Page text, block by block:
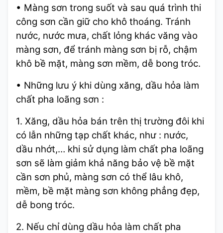
• Màng sơn trong suốt và sau quá trình thi
công sơn cần giữ cho khô thoáng. Tránh
nước, nước mưa, chất lỏng khác văng vào
màng sơn, để tránh màng sơn bị rỗ, chậm
khô bề mặt, màng sơn mềm, dễ bong tróc.
• Những lưu ý khi dùng xăng, dầu hỏa làm
chất pha loãng sơn :
1. Xăng, dầu hỏa bán trên thị trường đôi khi
có lẫn những tạp chất khác, như : nước,
dầu nhớt,… khi sử dụng làm chất pha loãng
sơn sẽ làm giảm khả năng bảo vệ bề mặt
cần sơn phủ, màng sơn có thể lâu khô,
mềm, bề mặt màng sơn không phẳng đẹp,
dễ bong tróc.
2. Nếu chỉ dùng dầu hỏa làm chất pha